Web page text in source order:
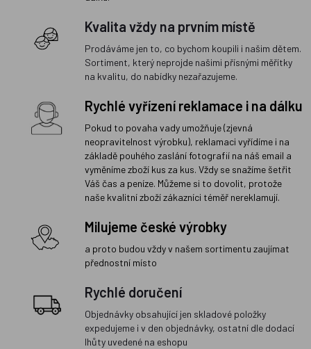
Kvalita vždy na prvním místě
Prodáváme jen to, co bychom koupili i našim dětem.
Sortiment, který neprojde našimi přísnými měřítky
na kvalitu, do nabídky nezařazujeme.
Rychlé vyřízení reklamace i na dálku
Pokud to povaha vady umožňuje (zjevná
neopravitelnost výrobku), reklamaci vyřídíme i na
základě pouhého zaslání fotografií na náš email a
vyměníme zboží kus za kus. Vždy se snažíme šetřit
Váš čas a peníze. Můžeme si to dovolit, protože
naše kvalitní zboží zákazníci téměř nereklamují.
Milujeme české výrobky
a proto budou vždy v našem sortimentu zaujímat
přednostní místo
Rychlé doručení
Objednávky obsahující jen skladové položky
expedujeme i v den objednávky, ostatní dle dodací
lhůty uvedené na eshopu